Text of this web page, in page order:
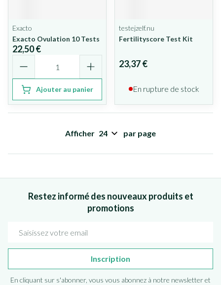
Exacto
Exacto Ovulation 10 Tests
22,50 €
Ajouter au panier
testejzelf.nu
Fertilityscore Test Kit
23,37 €
En rupture de stock
Afficher par page
Restez informé des nouveaux produits et
promotions
Inscription
En cliquant sur s'abonner, vous vous abonnez à notre newsletter et